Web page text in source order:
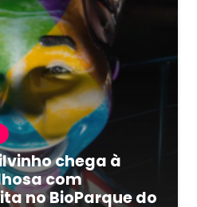
chega à
com
no BioParque do